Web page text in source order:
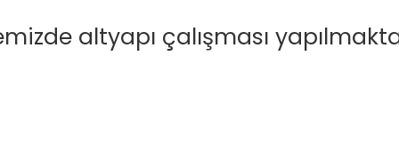
altyapı çalışması